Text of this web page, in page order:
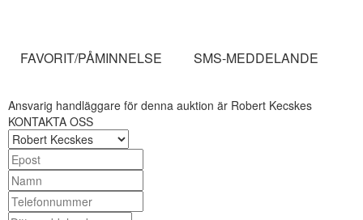
FAVORIT/PÅMINNELSE SMS-MEDDELANDE
Ansvarig handläggare för denna auktion är Robert Kecskes
KONTAKTA OSS